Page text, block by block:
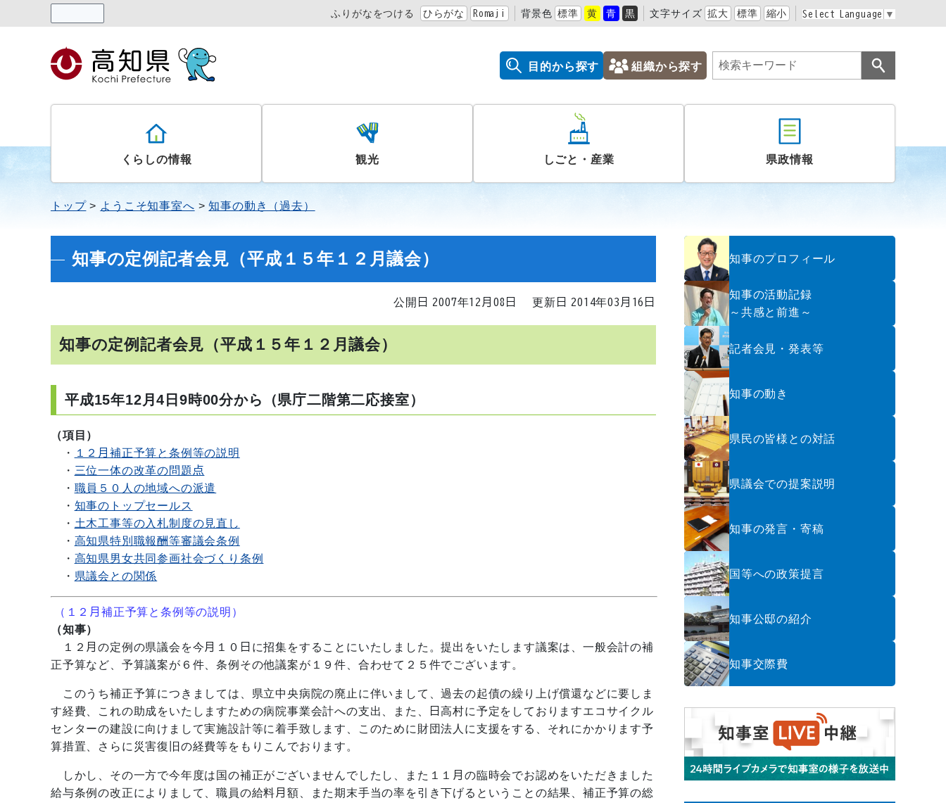
ふりがなをつける ひらがな Romaji 背景色 標準 黄 青 黒 文字サイズ 拡大 標準 縮小 Select Language ▼
目的から探す 組織から探す
くらしの情報 観光 しごと・産業 県政情報
トップ ようこそ知事室へ 知事の動き（過去）
知事の定例記者会見（平成１５年１２月議会）
公開日 2007年12月08日 更新日 2014年03月16日
知事の定例記者会見（平成１５年１２月議会）
平成15年12月4日9時00分から（県庁二階第二応接室）
（項目）
・
１２月補正予算と条例等の説明
・ 三位一体の改革の問題点
・ 職員５０人の地域への派遣
・ 知事のトップセールス
・ 土木工事等の入札制度の見直し
・ 高知県特別職報酬等審議会条例
・ 高知県男女共同参画社会づくり条例
・ 県議会との関係
（１２月補正予算と条例等の説明）
（知事）
１２月の定例の県議会を今月１０日に招集をすることにいたしました。提出をいたします議案は、一般会計の補
正予算など、予算議案が６件、条例その他議案が１９件、合わせて２５件でございます。
このうち補正予算につきましては、県立中央病院の廃止に伴いまして、過去の起債の繰り上げ償還などに要しま
す経費、これの助成をいたしますための病院事業会計への支出、また、日高村に予定をしておりますエコサイクル
センターの建設に向けまして実施設計等に着手致します、このために財団法人に支援をする、それにかかります予
算措置、さらに災害復旧の経費等をもりこんでおります。
しかし、その一方で今年度は国の補正がございませんでしたし、また１１月の臨時会でお認めをいただきました
給与条例の改正によりまして、職員の給料月額、また期末手当の率を引き下げるということの結果、補正予算の総
知事のプロフィール
知事の活動記録
～共感と前進～
記者会見・発表等
知事の動き
県民の皆様との対話
県議会での提案説明
知事の発言・寄稿
国等への政策提言
知事公邸の紹介
知事交際費